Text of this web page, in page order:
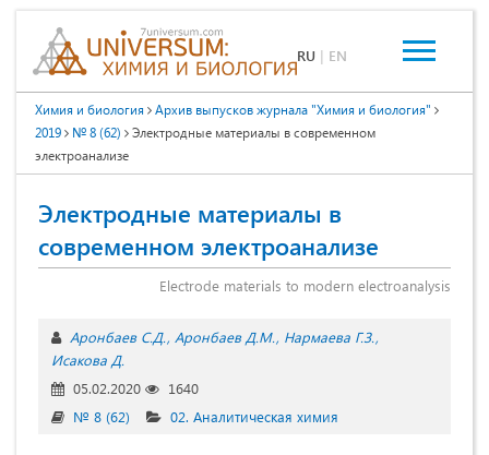
RU | EN
Химия и биология
Архив выпусков журнала "Химия и биология"
2019
№ 8 (62)
Электродные материалы в современном
электроанализе
Электродные материалы в
современном электроанализе
Electrode materials to modern electroanalysis
Аронбаев С.Д. Аронбаев Д.М. Нармаева Г.З.
Исакова Д.
05.02.2020
1640
№ 8 (62)
02. Аналитическая химия